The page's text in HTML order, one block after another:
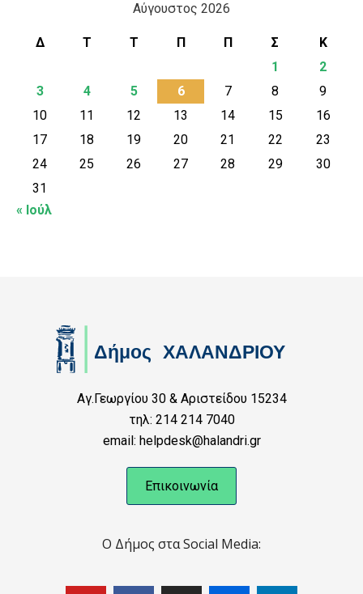
Αύγουστος 2026
Δ Τ Τ Π Π Σ
Κ
1
2
3
4 5 6 7 8
9
10
11 12 13 14 15
16
17
18 19 20 21 22
23
24
25 26 27 28 29
30
31
« Ιούλ
Αγ.Γεωργίου 30 & Αριστείδου 15234
τηλ: 214 214 7040
email: helpdesk@halandri.gr
Επικοινωνία
Ο Δήμος στα Social Media: